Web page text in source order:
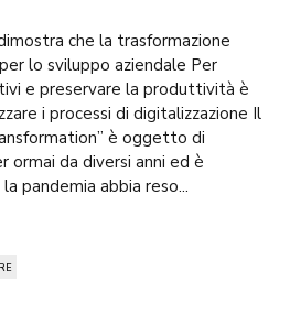
che la trasformazione
lo sviluppo aziendale Per
e preservare la produttività è
i processi di digitalizzazione Il
è oggetto di
ormai da diversi anni ed è
pandemia abbia reso...